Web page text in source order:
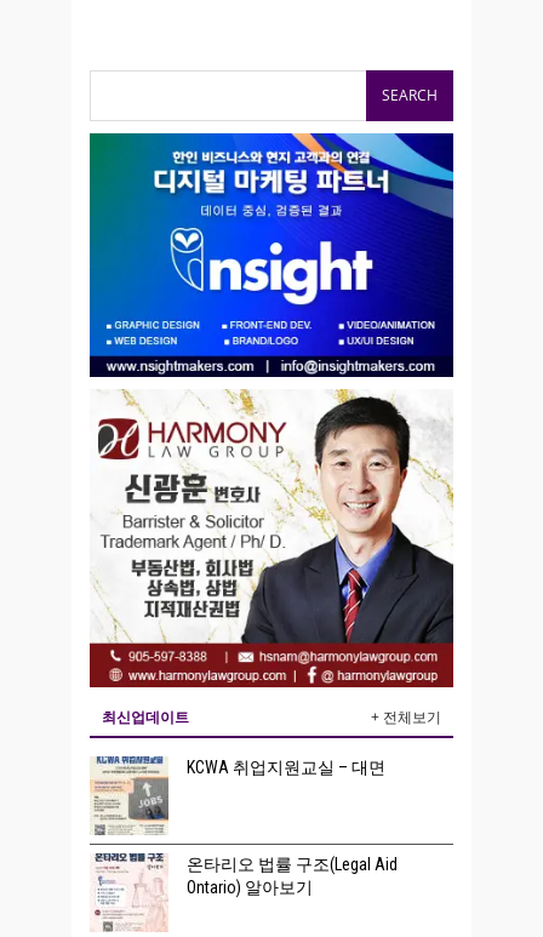
최신업데이트 + 전체보기
KCWA 취업지원교실 – 대면
온타리오 법률 구조(Legal Aid
Ontario) 알아보기